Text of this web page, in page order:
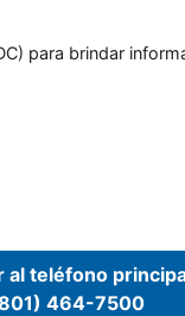
para brindar
al teléfono
464-7500